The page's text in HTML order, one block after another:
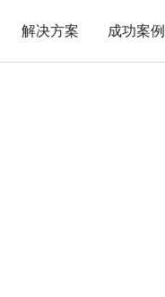
解决方案 成功案例